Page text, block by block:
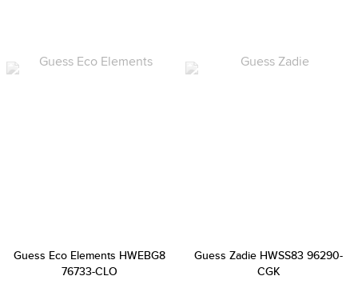
Guess Eco Elements HWEBG8
76733-CLO
Guess Zadie HWSS83 96290-
CGK